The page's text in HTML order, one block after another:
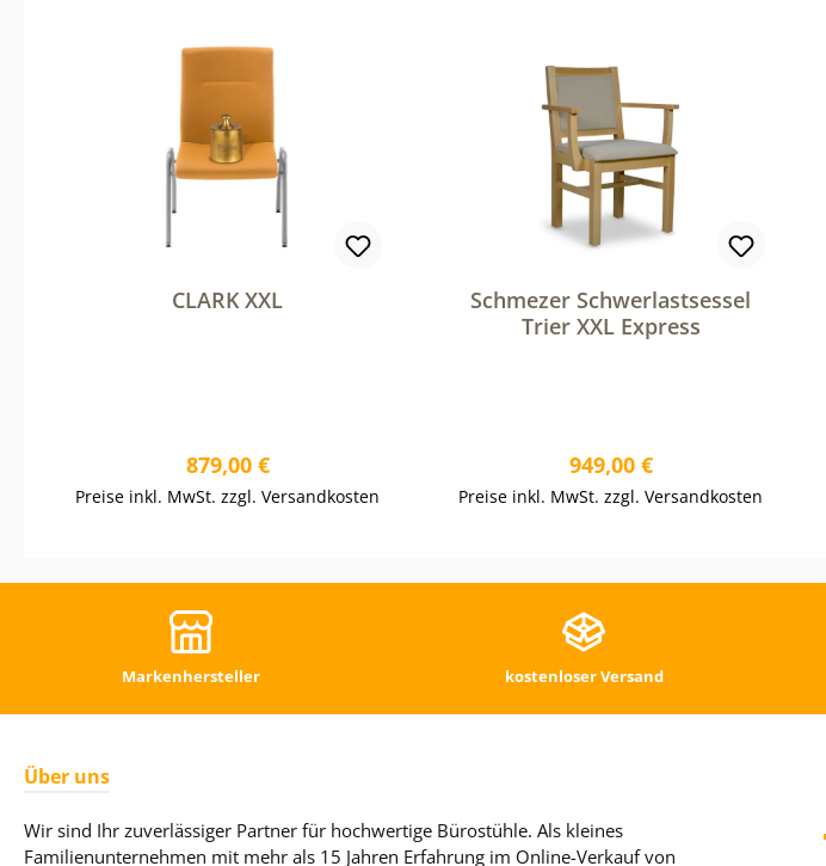
CLARK XXL
Regulärer Preis:
879,00 €
Preise inkl. MwSt. zzgl. Versandkosten
Schmezer Schwerlastsessel
Trier XXL Express
Regulärer Preis:
949,00 €
Preise inkl. MwSt. zzgl. Versandkosten
Markenhersteller kostenloser Versand
Über uns
Wir sind Ihr zuverlässiger Partner für hochwertige Bürostühle. Als kleines
Familienunternehmen mit mehr als 15 Jahren Erfahrung im Online-Verkauf von